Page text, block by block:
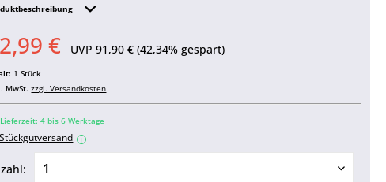
€ UVP91,90 €(42,34% gespart)
1 Stück
MwSt.zzgl. Versandkosten
Lieferzeit: 4 bis 6 Werktage
Stückgutversand i